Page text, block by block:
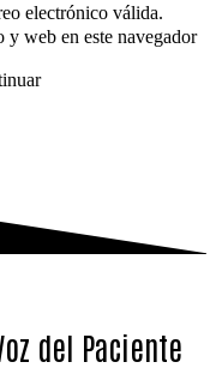
electrónico válida.
web en este navegador
Voz del Paciente